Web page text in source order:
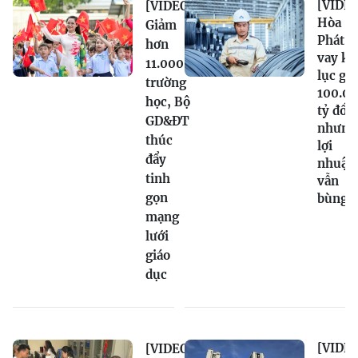
[VIDEO]
Giảm
hơn
11.000
trường
học, Bộ
GD&ĐT
thúc
đẩy
tinh
gọn
mạng
lưới
giáo
dục
Hòa
Phát
vay kỷ
lục
tỷ
nhưng
lợi
nhuận
vẫn
bùng
[VIDEO]